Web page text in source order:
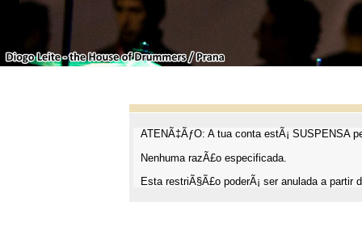
ATENÃ‡ÃƒO: A tua conta estÃ¡ SUSPENSA
Nenhuma razÃ£o especificada.
Esta restriÃ§Ã£o poderÃ¡ ser anulada a partir